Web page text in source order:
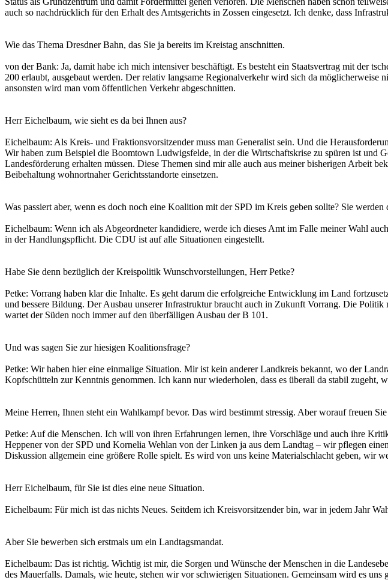
auch so nachdrücklich für den Erhalt des Amtsgerichts in Zossen eingesetzt. Ich denke, dass
Wie das Thema Dresdner Bahn, das Sie ja bereits im Kreistag anschnitten.
von der Bank: Ja, damit habe ich mich intensiver beschäftigt. Es besteht ein Staatsvertrag mit der
200 erlaubt, ausgebaut werden. Der relativ langsame Regionalverkehr wird sich da
ansonsten wird man vom öffentlichen Verkehr abgeschnitten.
Herr Eichelbaum, wie sieht es da bei Ihnen aus?
Eichelbaum: Als Kreis- und Fraktionsvorsitzender muss man Generalist sein. Und die
Wir haben zum Beispiel die Boomtown Ludwigsfelde, in der die Wirtschaftskrise zu spüren ist und
Landesförderung erhalten müssen. Diese Themen sind mir alle auch aus meiner bisherigen Arbeit
Beibehaltung wohnortnaher Gerichtsstandorte einsetzen.
Was passiert aber, wenn es doch noch eine Koalition mit der SPD im Kreis geben sollte? Sie
Eichelbaum: Wenn ich als Abgeordneter kandidiere, werde ich dieses Amt im Falle meiner Wahl
in der Handlungspflicht. Die CDU ist auf alle Situationen eingestellt.
Habe Sie denn bezüglich der Kreispolitik Wunschvorstellungen, Herr Petke?
Petke: Vorrang haben klar die Inhalte. Es geht darum die erfolgreiche Entwicklung im Land
und bessere Bildung. Der Ausbau unserer Infrastruktur braucht auch in Zukunft Vorrang. Die
wartet der Süden noch immer auf den überfälligen Ausbau der B 101.
Und was sagen Sie zur hiesigen Koalitionsfrage?
Petke: Wir haben hier eine einmalige Situation. Mir ist kein anderer Landkreis bekannt, wo der
Kopfschütteln zur Kenntnis genommen. Ich kann nur wiederholen, dass es überall da stabil zugeht,
Meine Herren, Ihnen steht ein Wahlkampf bevor. Das wird bestimmt stressig. Aber worauf freuen
Petke: Auf die Menschen. Ich will von ihren Erfahrungen lernen, ihre Vorschläge und auch ihre
Heppener von der SPD und Kornelia Wehlan von der Linken ja aus dem Landtag – wir pflegen
Diskussion allgemein eine größere Rolle spielt. Es wird von uns keine Materialschlacht geben, wir
Herr Eichelbaum, für Sie ist dies eine neue Situation.
Eichelbaum: Für mich ist das nichts Neues. Seitdem ich Kreisvorsitzender bin, war in jedem Jahr
Aber Sie bewerben sich erstmals um ein Landtagsmandat.
Eichelbaum: Das ist richtig. Wichtig ist mir, die Sorgen und Wünsche der Menschen in die
des Mauerfalls. Damals, wie heute, stehen wir vor schwierigen Situationen. Gemeinsam wird es